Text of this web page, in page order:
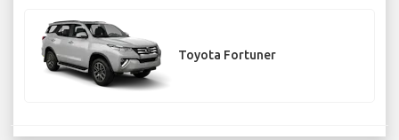
Toyota Fortuner